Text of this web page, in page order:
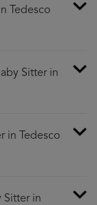
Tedesco
Sitter in
in Tedesco
Sitter in